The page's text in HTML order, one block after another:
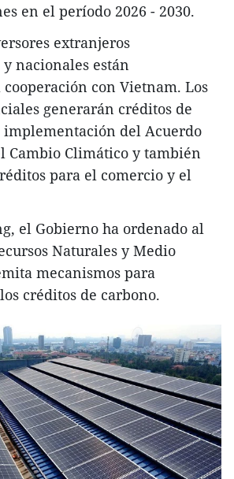
en el período 2026 - 2030.
extranjeros
nacionales están
con Vietnam. Los
generarán créditos de
implementación del Acuerdo
Cambio Climático y también
para el comercio y el
el Gobierno ha ordenado al
Naturales y Medio
mecanismos para
créditos de carbono.